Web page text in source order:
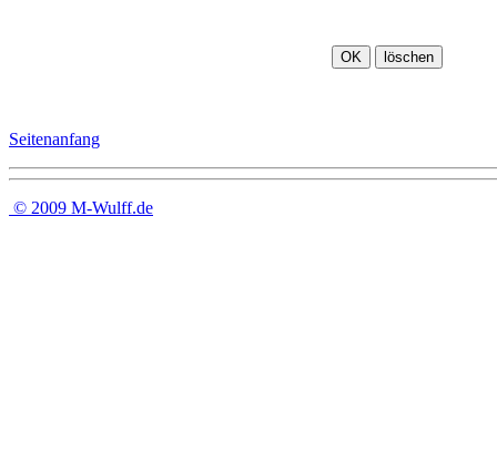
Seitenanfang
© 2009 M-Wulff.de